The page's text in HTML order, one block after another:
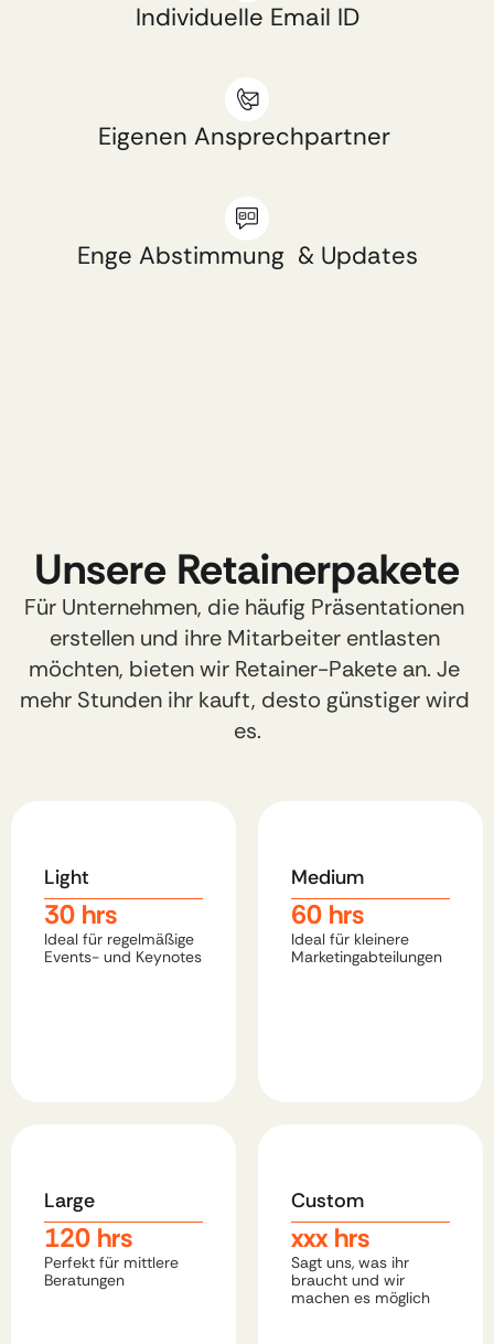
Individuelle Email ID​
Eigenen Ansprechpartner ​
Enge Abstimmung  & Updates​​
Unsere Retainerpakete​
Für Unternehmen, die häufig Präsentationen
erstellen und ihre Mitarbeiter entlasten
möchten, bieten wir Retainer-Pakete an. Je
mehr Stunden ihr kauft, desto günstiger wird
es.
Light​
30 hrs​
Ideal für regelmäßige
Events- und Keynotes​
Medium​
60 hrs​
Ideal für kleinere
Marketingabteilungen
Large
120 hrs​
Perfekt für mittlere
Beratungen​
Custom
xxx hrs​
Sagt uns, was ihr
braucht und wir
machen es möglich